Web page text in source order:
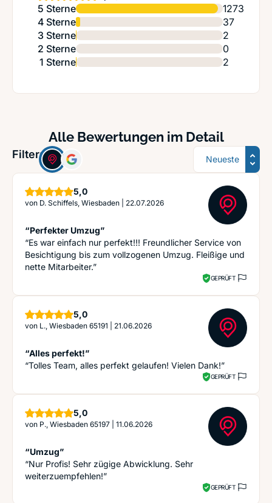
5 Sterne
1273
4 Sterne
37
3 Sterne
2
2 Sterne
0
1 Sterne
2
Alle Bewertungen im Detail
Filter: Sortierung
5,0Sterne
von D. Schiffels, Wiesbaden 22.07.2026
“Perfekter Umzug”
“Es war einfach nur perfekt!!! Freundlicher Service von
Besichtigung bis zum vollzogenen Umzug. Fleißige und
nette Mitarbeiter.”
GEPRÜFT
5,0Sterne
von L., Wiesbaden 65191 21.06.2026
“Alles perfekt!”
“Tolles Team, alles perfekt gelaufen! Vielen Dank!”
GEPRÜFT
5,0Sterne
von P., Wiesbaden 65197 11.06.2026
“Umzug”
“Nur Profis! Sehr zügige Abwicklung. Sehr
weiterzuempfehlen!”
GEPRÜFT